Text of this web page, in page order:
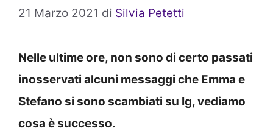
21 Marzo 2021 di Silvia Petetti
Nelle ultime ore, non sono di certo passati
inosservati alcuni messaggi che Emma e
Stefano si sono scambiati su Ig, vediamo
cosa è successo.